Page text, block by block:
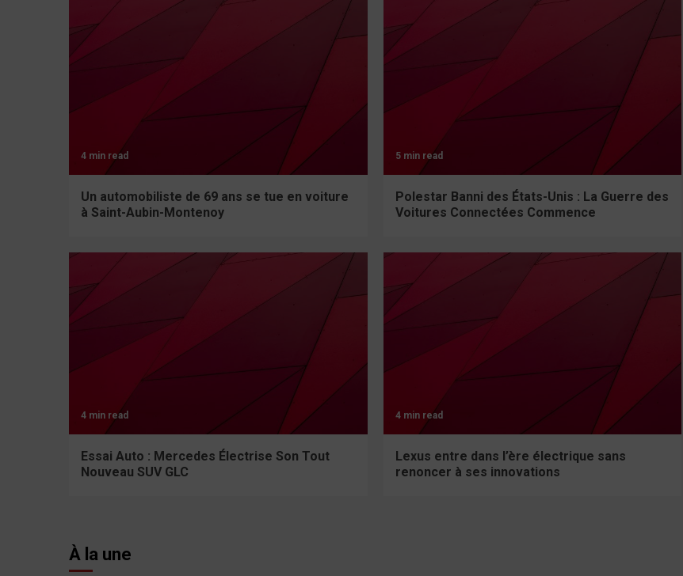
4 min read
Un automobiliste de 69 ans se tue en voiture
à Saint-Aubin-Montenoy
5 min read
Polestar Banni des États-Unis : La Guerre des
Voitures Connectées Commence
4 min read
Essai Auto : Mercedes Électrise Son Tout
Nouveau SUV GLC
4 min read
Lexus entre dans l’ère électrique sans
renoncer à ses innovations
À la une